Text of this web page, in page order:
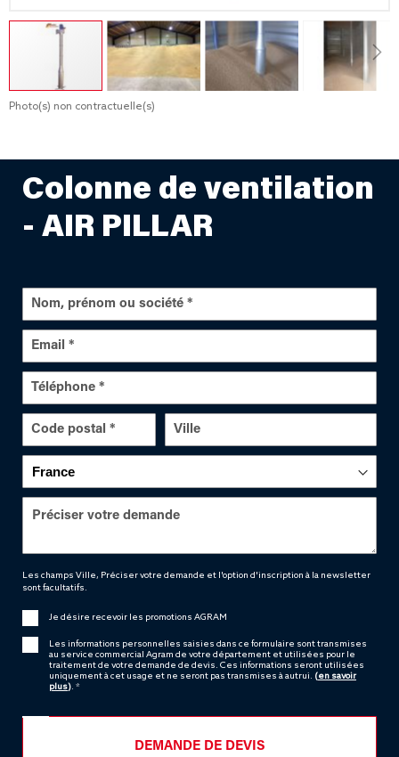
Photo(s) non contractuelle(s)
début
Galerie
d’images
Colonne de ventilation
- AIR PILLAR
Les champs Ville, Préciser votre demande et l'option d'inscription à la newsletter
sont facultatifs.
Je désire recevoir les promotions AGRAM
Les informations personnelles saisies dans ce formulaire sont transmises
au service commercial Agram de votre département et utilisées pour le
traitement de votre demande de devis. Ces informations seront utilisées
uniquement à cet usage et ne seront pas transmises à autrui. (en savoir
plus). *
DEMANDE DE DEVIS